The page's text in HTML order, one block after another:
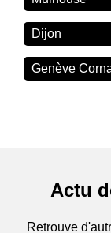
Dijon
Genève
Actu
Retrouve